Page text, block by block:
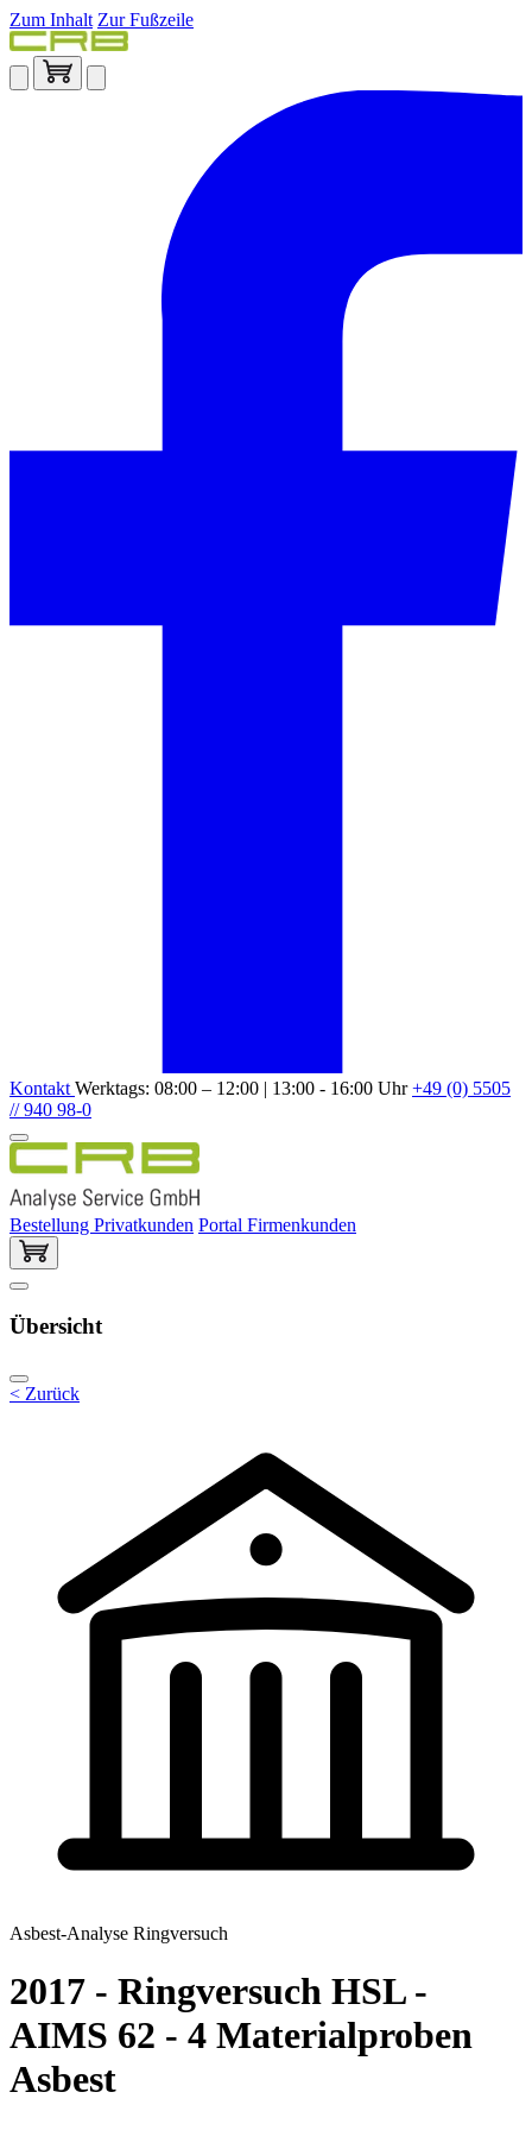
Zum Inhalt Zur Fußzeile
Kontakt Werktags: 08:00 – 12:00 | 13:00 - 16:00 Uhr+49 (0) 5505
// 940 98-0
Bestellung Privatkunden Portal Firmenkunden
Übersicht
< Zurück
Asbest-Analyse Ringversuch
2017 - Ringversuch HSL -
AIMS 62 - 4 Materialproben
Asbest